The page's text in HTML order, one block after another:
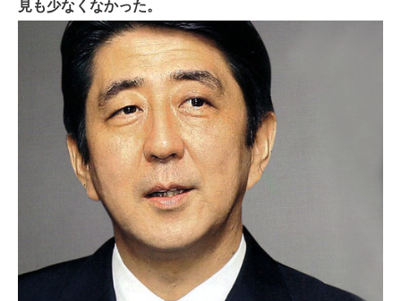
見も少なくなかった。